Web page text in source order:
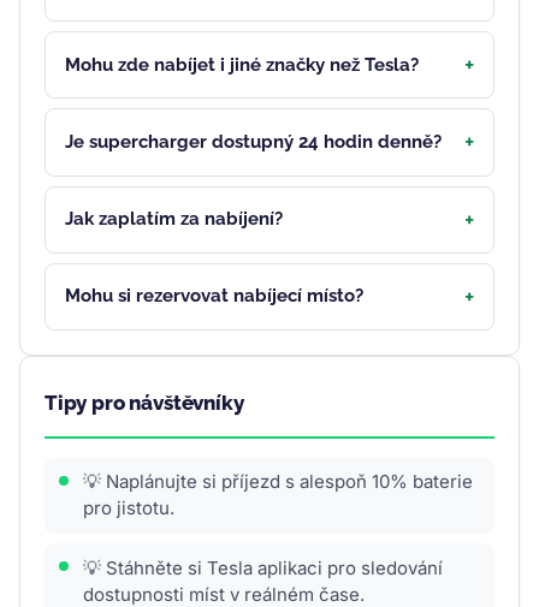
Mohu zde nabíjet i jiné značky než Tesla?
Je supercharger dostupný 24 hodin denně?
Jak zaplatím za nabíjení?
Mohu si rezervovat nabíjecí místo?
Tipy pro návštěvníky
💡 Naplánujte si příjezd s alespoň 10% baterie
pro jistotu.
💡 Stáhněte si Tesla aplikaci pro sledování
dostupnosti míst v reálném čase.